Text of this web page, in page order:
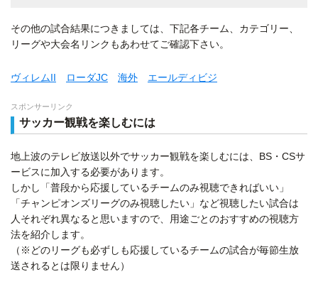
その他の試合結果につきましては、下記各チーム、カテゴリー、
リーグや大会名リンクもあわせてご確認下さい。
ヴィレムII ローダJC 海外 エールディビジ
スポンサーリンク
サッカー観戦を楽しむには
地上波のテレビ放送以外でサッカー観戦を楽しむには、BS・CSサ
ービスに加入する必要があります。
しかし「普段から応援しているチームのみ視聴できればいい」
「チャンピオンズリーグのみ視聴したい」など視聴したい試合は
人それぞれ異なると思いますので、用途ごとのおすすめの視聴方
法を紹介します。
（※どのリーグも必ずしも応援しているチームの試合が毎節生放
送されるとは限りません）